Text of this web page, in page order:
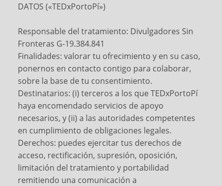
DATOS («TEDxPortoPí»)
Responsable del tratamiento: Divulgadores Sin
Fronteras G-19.384.841
Finalidades: valorar tu ofrecimiento y en su caso,
ponernos en contacto contigo para colaborar,
sobre la base de tu consentimiento.
Destinatarios: (i) terceros a los que TEDxPortoPí
haya encomendado servicios de apoyo
necesarios, y (ii) a las autoridades competentes
en cumplimiento de obligaciones legales.
Derechos: puedes ejercitar tus derechos de
acceso, rectificación, supresión, oposición,
limitación del tratamiento y portabilidad
remitiendo una comunicación a